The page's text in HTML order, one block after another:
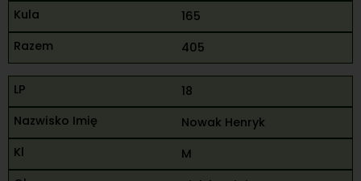
165
405
18
Nowak Henryk
M